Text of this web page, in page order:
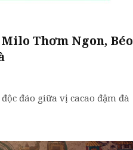
Thơm Ngon, Béo
đáo giữa vị cacao đậm đà